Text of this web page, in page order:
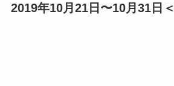
2019年10月21日〜10月31日